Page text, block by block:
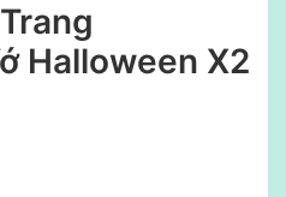
Halloween X2